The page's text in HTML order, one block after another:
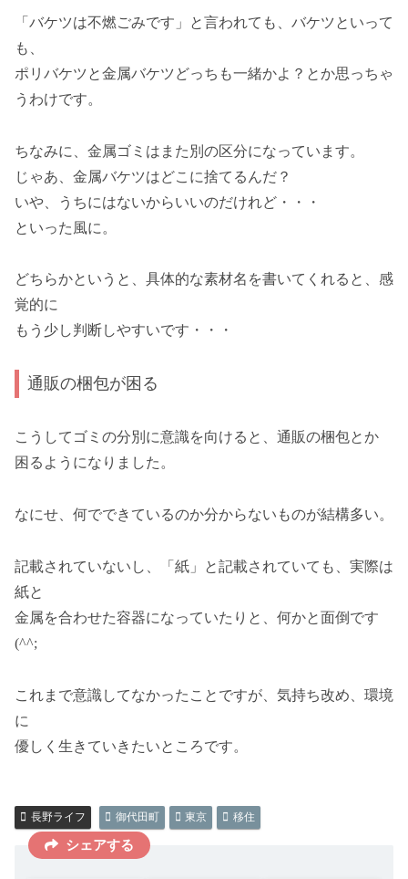
「バケツは不燃ごみです」と言われても、バケツといって
も、
ポリバケツと金属バケツどっちも一緒かよ？とか思っちゃ
うわけです。
ちなみに、金属ゴミはまた別の区分になっています。
じゃあ、金属バケツはどこに捨てるんだ？
いや、うちにはないからいいのだけれど・・・
といった風に。
どちらかというと、具体的な素材名を書いてくれると、感
覚的に
もう少し判断しやすいです・・・
通販の梱包が困る
こうしてゴミの分別に意識を向けると、通販の梱包とか
困るようになりました。
なにせ、何でできているのか分からないものが結構多い。
記載されていないし、「紙」と記載されていても、実際は
紙と
金属を合わせた容器になっていたりと、何かと面倒です
(^^;
これまで意識してなかったことですが、気持ち改め、環境
に
優しく生きていきたいところです。
長野ライフ 御代田町 東京 移住
シェアする